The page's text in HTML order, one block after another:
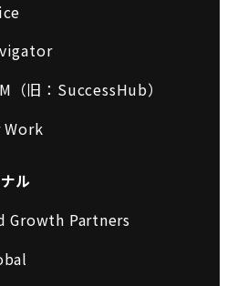
（旧：SuccessHub）
ル
Growth Partners